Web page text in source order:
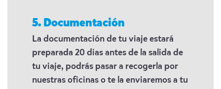
5. Documentación
La documentación de tu viaje estará
preparada 20 dias antes de la salida de
tu viaje, podrás pasar a recogerla por
nuestras oficinas o te la enviaremos a tu